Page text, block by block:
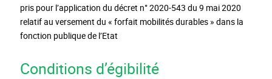
pris pour l’application du décret n° 2020-543 du 9 mai 2020
relatif au versement du « forfait mobilités durables » dans la
fonction publique de l’Etat
Conditions d’égibilité